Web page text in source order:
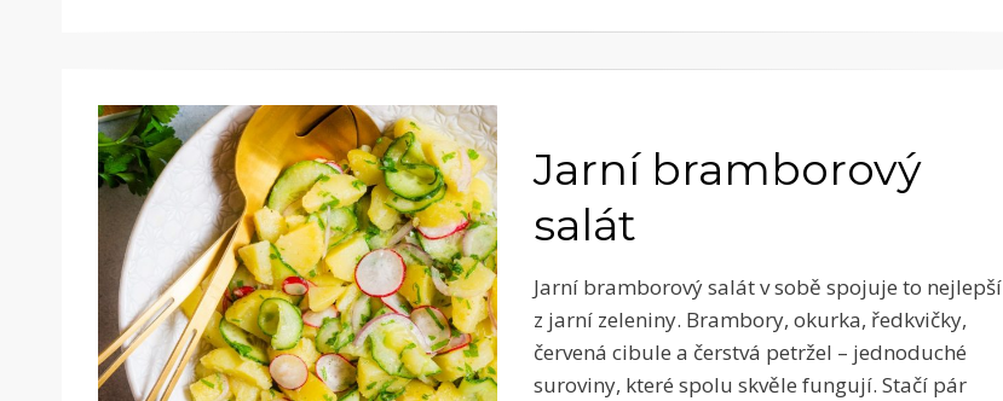
Jarní bramborový
salát
Jarní bramborový salát v sobě spojuje to nejlepší
z jarní zeleniny. Brambory, okurka, ředkvičky,
červená cibule a čerstvá petržel – jednoduché
suroviny, které spolu skvěle fungují. Stačí pár